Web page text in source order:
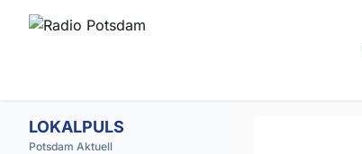
LOKALPULS
Potsdam Aktuell